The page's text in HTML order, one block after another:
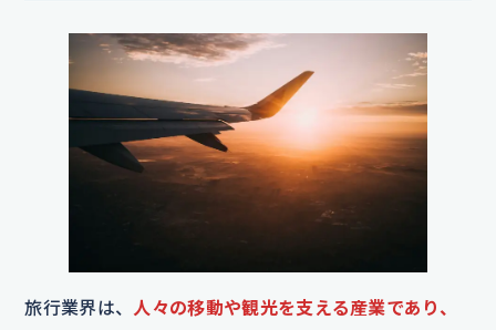
旅行業界は、 人々の移動や観光を支える産業であり、